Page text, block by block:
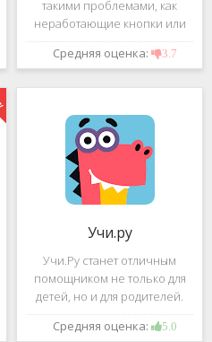
такими проблемами, как
неработающие кнопки или
разряженные батарейки на
вашем пульте от
с помощью приложения
"Пульт для
Средняя оценка: 3.7
Учи.ру
Учи.Ру станет отличным
помощником не только для
детей, но и для родителей.
Это приложение заточено
под изучение различного
Средняя оценка: 5.0